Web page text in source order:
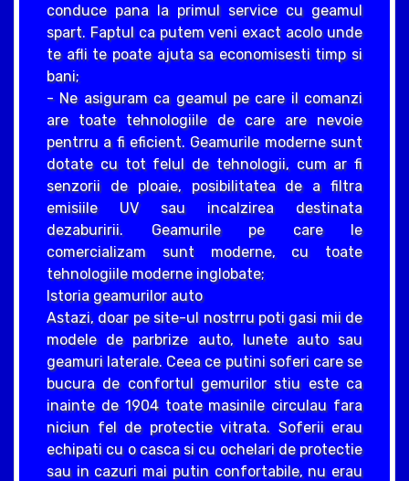
conduce pana la primul service cu geamul
spart. Faptul ca putem veni exact acolo unde
te afli te poate ajuta sa economisesti timp si
bani;
- Ne asiguram ca geamul pe care il comanzi
are toate tehnologiile de care are nevoie
pentrru a fi eficient. Geamurile moderne sunt
dotate cu tot felul de tehnologii, cum ar fi
senzorii de ploaie, posibilitatea de a filtra
emisiile UV sau incalzirea destinata
dezaburirii. Geamurile pe care le
comercializam sunt moderne, cu toate
tehnologiile moderne inglobate;
Istoria geamurilor auto
Astazi, doar pe site-ul nostrru poti gasi mii de
modele de parbrize auto, lunete auto sau
geamuri laterale. Ceea ce putini soferi care se
bucura de confortul gemurilor stiu este ca
inainte de 1904 toate masinile circulau fara
niciun fel de protectie vitrata. Soferii erau
echipati cu o casca si cu ochelari de protectie
sau in cazuri mai putin confortabile, nu erau